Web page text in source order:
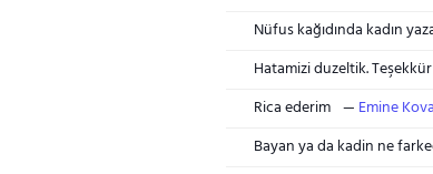
Nüfus kağıdında kadın
Hatamizi duzeltik.
Rica ederim Emine
Bayan ya da kadin ne